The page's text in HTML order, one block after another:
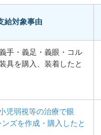
給対象事由
手・義足・義眼・コル
具を購入、装着したと
児弱視等の治療で眼
ズを作成・購入したと